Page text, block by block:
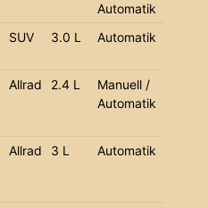
Automatik
SUV 3.0 L Automatik
Allrad 2.4 L
Manuell /
Automatik
Allrad 3 L Automatik